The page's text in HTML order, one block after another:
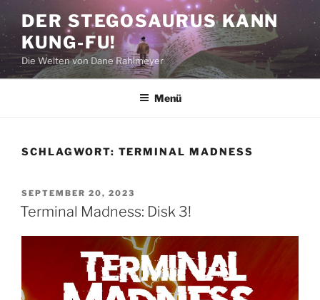
Zum
Inhalt
springen
DER STEGOSAURUS KANN
KUNG-FU!
Die Welten von Dane Rahlmeyer
Menü
SCHLAGWORT: TERMINAL MADNESS
VERÖFFENTLICHT
AM
SEPTEMBER 20, 2023
Terminal Madness: Disk 3!